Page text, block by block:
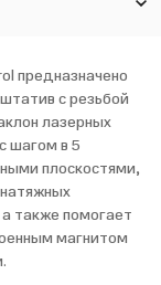
предназначено
с резьбой
лазерных
шагом в 5
плоскостями,
также помогает
магнитом